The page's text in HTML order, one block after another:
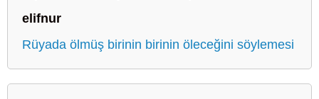
elifnur
Rüyada ölmüş birinin birinin öleceğini söylemesi